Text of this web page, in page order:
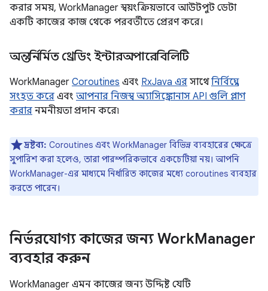
করার সময়, WorkManager স্বয়ংক্রিয়ভাবে আউটপুট ডেটা
একটি কাজের কাজ থেকে পরবর্তীতে প্রেরণ করে।
অন্তর্নির্মিত থ্রেডিং ইন্টারঅপারেবিলিটি
WorkManager Coroutines এবং RxJava এর সাথেনির্বিঘ্নে
সংহত করে এবং আপনার নিজস্ব অ্যাসিঙ্ক্রোনাস API গুলি প্লাগ
করার নমনীয়তা প্রদান করে৷
দ্রষ্টব্য: Coroutines এবং WorkManager বিভিন্ন ব্যবহারের ক্ষেত্রে
সুপারিশ করা হলেও, তারা পারস্পরিকভাবে একচেটিয়া নয়। আপনি
WorkManager-এর মাধ্যমে নির্ধারিত কাজের মধ্যে coroutines ব্যবহার
করতে পারেন।
নির্ভরযোগ্য কাজের জন্য WorkManager
ব্যবহার করুন
WorkManager এমন কাজের জন্য উদ্দিষ্ট যেটি